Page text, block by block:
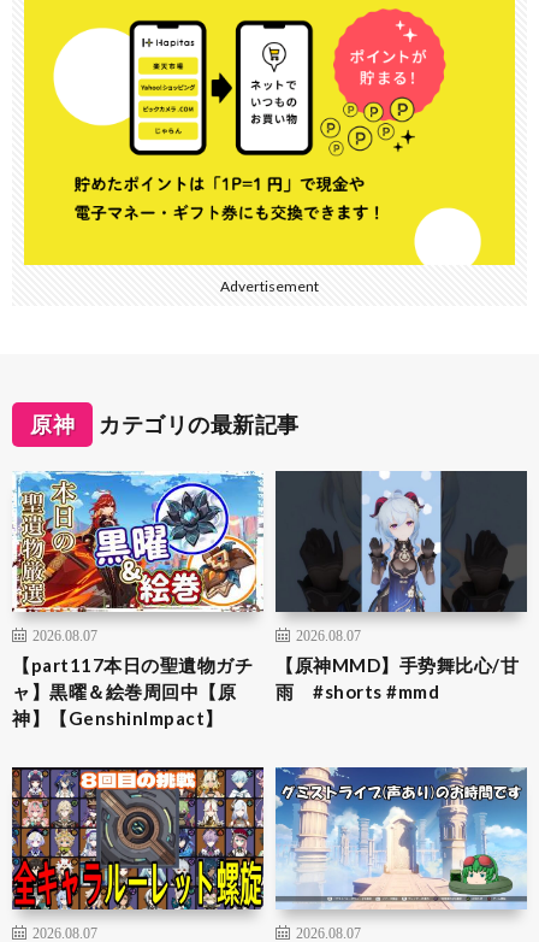
Advertisement
原神 カテゴリの最新記事
2026.08.07
【part117本日の聖遺物ガチ
ャ】黒曜＆絵巻周回中【原
神】【GenshinImpact】
2026.08.07
【原神MMD】手势舞比心/甘
雨 #shorts #mmd
2026.08.07 2026.08.07